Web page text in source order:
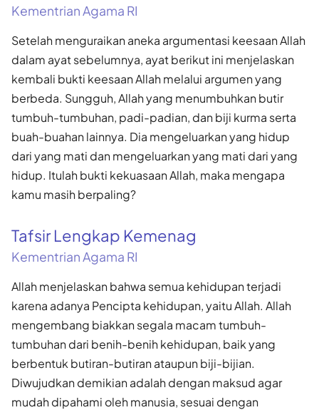
Kementrian Agama RI
Setelah menguraikan aneka argumentasi keesaan Allah
dalam ayat sebelumnya, ayat berikut ini menjelaskan
kembali bukti keesaan Allah melalui argumen yang
berbeda. Sungguh, Allah yang menumbuhkan butir
tumbuh-tumbuhan, padi-padian, dan biji kurma serta
buah-buahan lainnya. Dia mengeluarkan yang hidup
dari yang mati dan mengeluarkan yang mati dari yang
hidup. Itulah bukti kekuasaan Allah, maka mengapa
kamu masih berpaling?
Tafsir Lengkap Kemenag
Kementrian Agama RI
Allah menjelaskan bahwa semua kehidupan terjadi
karena adanya Pencipta kehidupan, yaitu Allah. Allah
mengembang biakkan segala macam tumbuh-
tumbuhan dari benih-benih kehidupan, baik yang
berbentuk butiran-butiran ataupun biji-bijian.
Diwujudkan demikian adalah dengan maksud agar
mudah dipahami oleh manusia, sesuai dengan